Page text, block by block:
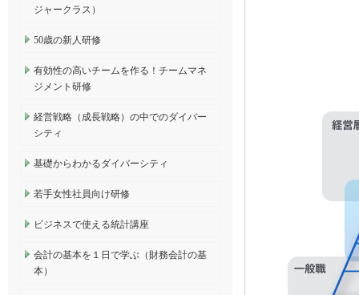
ジャークラス）
50歳の新人研修
有効性の高いチームを作る！チームマネ
ジメント研修
経営戦略（成長戦略）の中でのダイバー
シティ
基礎からわかるダイバーシティ
若手女性社員向け研修
ビジネスで使える統計講座
会計の基本を１日で学ぶ（財務会計の基
本）